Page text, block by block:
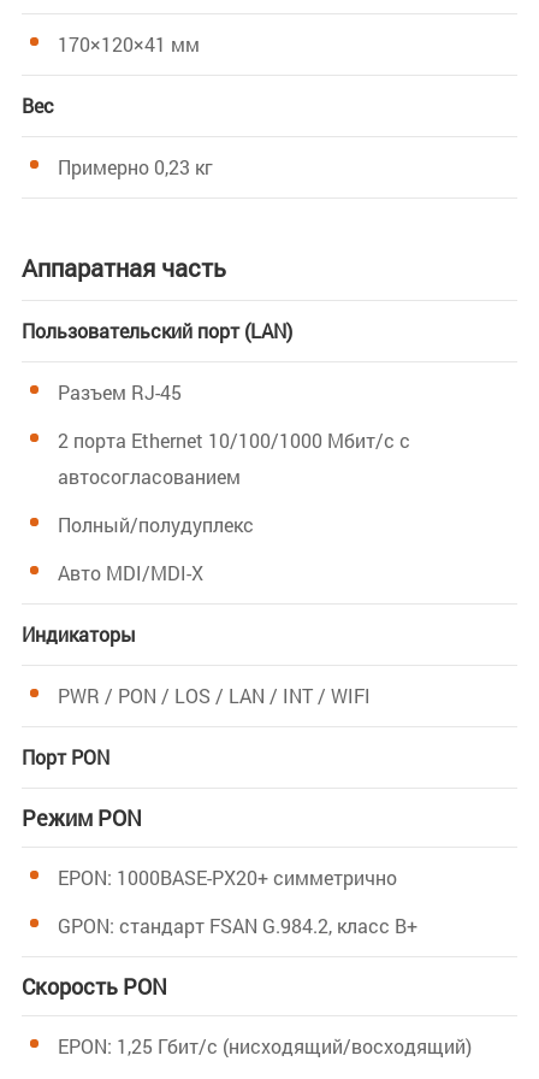
170×120×41 мм
Вес
Примерно 0,23 кг
Аппаратная часть
Пользовательский порт (LAN)
Разъем RJ-45
2 порта Ethernet 10/100/1000 Мбит/с с
автосогласованием
Полный/полудуплекс
Авто MDI/MDI-X
Индикаторы
PWR / PON / LOS / LAN / INT / WIFI
Порт PON
Режим PON
EPON: 1000BASE-PX20+ симметрично
GPON: стандарт FSAN G.984.2, класс B+
Скорость PON
EPON: 1,25 Гбит/с (нисходящий/восходящий)